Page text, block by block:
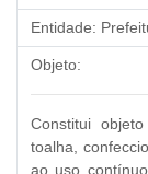
Entidade:
Objeto:
Constitui
toalha,
ao uso